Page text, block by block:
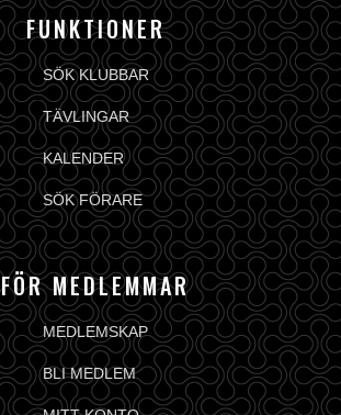
FUNKTIONER
SÖK KLUBBAR
TÄVLINGAR
KALENDER
SÖK FÖRARE
FÖR MEDLEMMAR
MEDLEMSKAP
BLI MEDLEM